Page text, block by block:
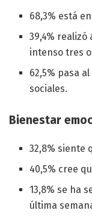
68,3% está
39,4%
intenso tres
62,5% pasa
sociales.
Bienestar
32,8% siente
40,5% cree
13,8% se ha
última